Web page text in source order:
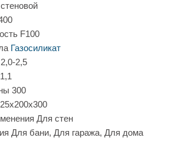
стеновой
F100
Газосиликат
2,5
300
Для стен
Для бани, Для гаража, Для дома